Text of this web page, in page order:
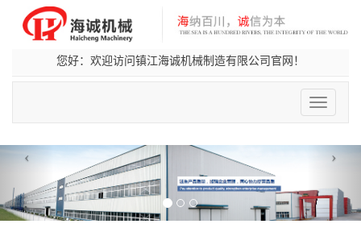
您好：欢迎访问镇江海诚机械制造有限公司官网！
切
换
‹ ›